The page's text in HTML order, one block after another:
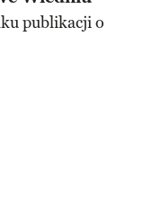
publikacji o